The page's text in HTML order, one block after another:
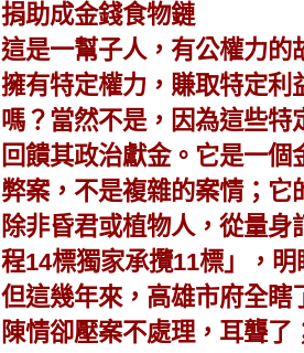
捐助成金錢食物鏈
這是一幫子人，有公權力的
擁有特定權力，賺取特定
嗎？當然不是，因為這些
回饋其政治獻金。它是一
弊案，不是複雜的案情；
除非昏君或植物人，從量
程14標獨家承攬11標」，
但這幾年來，高雄市府全瞎
陳情卻壓案不處理，耳聾